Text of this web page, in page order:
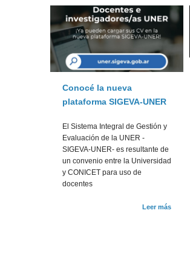
Conocé la nueva
plataforma SIGEVA-UNER
El Sistema Integral de Gestión y
Evaluación de la UNER -
SIGEVA-UNER- es resultante de
un convenio entre la Universidad
y CONICET para uso de
docentes
Leer más